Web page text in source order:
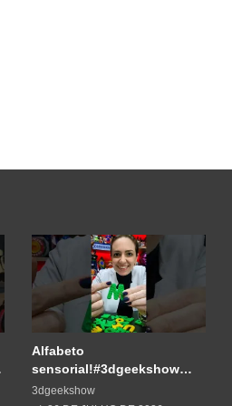
Alfabeto
sensorial!#3dgeekshow
#3dprinting #3dprint
3dgeekshow